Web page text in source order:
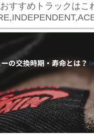
すすめトラックはこ